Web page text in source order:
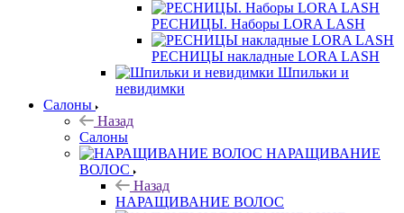
РЕСНИЦЫ. Наборы LORA LASH
РЕСНИЦЫ накладные LORA LASH
Шпильки и
невидимки
Салоны
Назад
Салоны
НАРАЩИВАНИЕ
ВОЛОС
Назад
НАРАЩИВАНИЕ ВОЛОС